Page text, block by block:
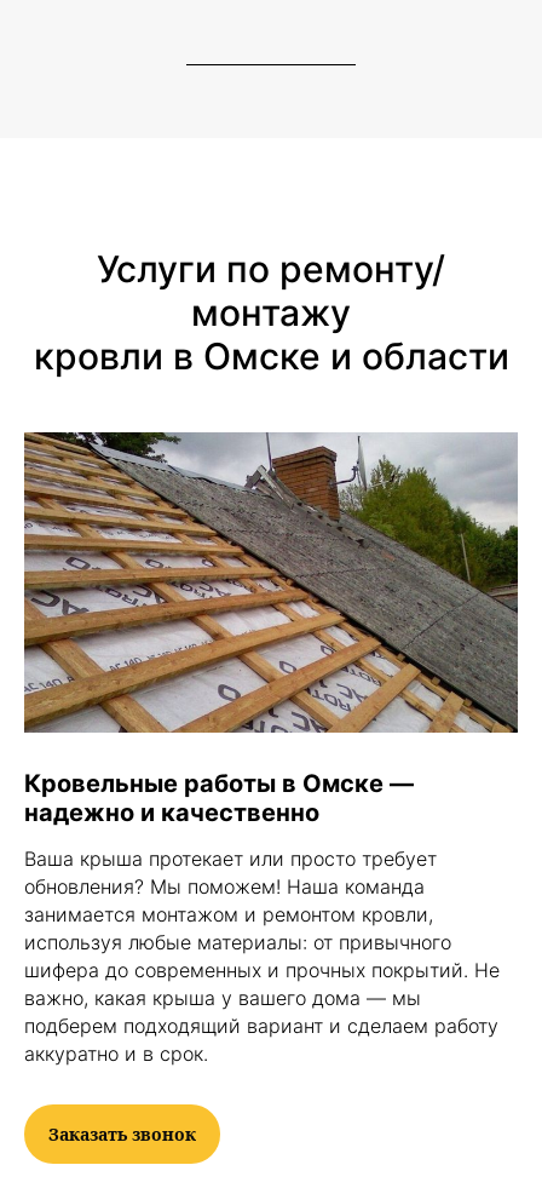
Услуги по ремонту/
монтажу
кровли в Омске и области
Кровельные работы в Омске —
надежно и качественно
Ваша крыша протекает или просто требует
обновления? Мы поможем! Наша команда
занимается монтажом и ремонтом кровли,
используя любые материалы: от привычного
шифера до современных и прочных покрытий. Не
важно, какая крыша у вашего дома — мы
подберем подходящий вариант и сделаем работу
аккуратно и в срок.
Заказать звонок